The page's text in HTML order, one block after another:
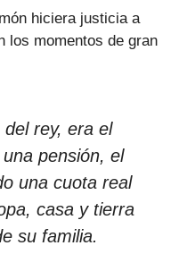
hiciera justicia a
los momentos de gran
rey, era el
pensión, el
una cuota real
casa y tierra
su familia.